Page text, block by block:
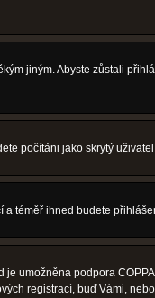
jiným. Abyste zůstali
počítáni jako skrytý
a téměř ihned budete
umožněna podpora
registrací, buď Vámi,